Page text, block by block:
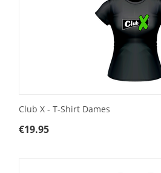
Club X - T-Shirt Dames
€19.95